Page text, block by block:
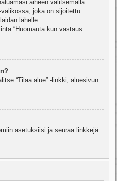
aiheen valitsemalla
valikossa, joka on sijoitettu
lähelle.
“Huomauta kun vastaus
“Tilaa alue” -linkki, aluesivun
asetuksiisi ja seuraa linkkejä